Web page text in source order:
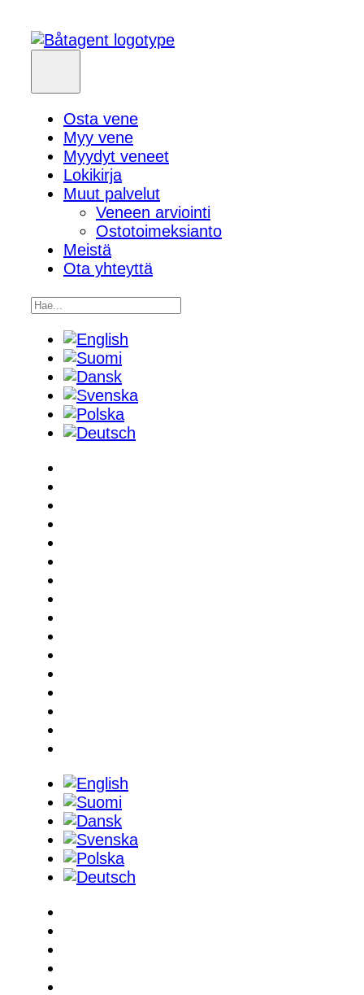
Osta vene
Myy vene
Myydyt veneet
Lokikirja
Muut palvelut
Veneen arviointi
Ostotoimeksianto
Meistä
Ota yhteyttä